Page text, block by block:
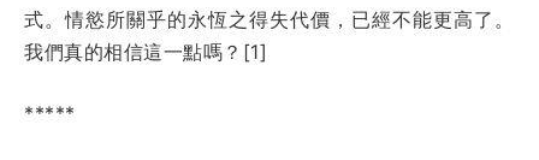
式。情慾所關乎的永恆之得失代價，已經不能更高了。
我們真的相信這一點嗎？[1]
*****